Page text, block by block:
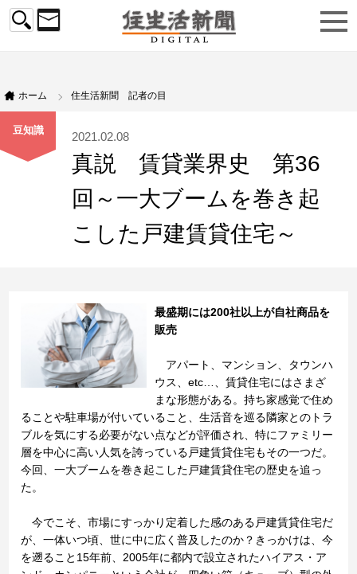
ホーム 住生活新聞 記者の目
豆知識 2021.02.08
真説 賃貸業界史 第36
回～一大ブームを巻き起
こした戸建賃貸住宅～
最盛期には200社以上が自社商品を
販売
アパート、マンション、タウンハ
ウス、etc…、賃貸住宅にはさまざ
まな形態がある。持ち家感覚で住め
ることや駐車場が付いていること、生活音を巡る隣家とのトラ
ブルを気にする必要がない点などが評価され、特にファミリー
層を中心に高い人気を誇っている戸建賃貸住宅もその一つだ。
今回、一大ブームを巻き起こした戸建賃貸住宅の歴史を追っ
た。
今でこそ、市場にすっかり定着した感のある戸建賃貸住宅だ
が、一体いつ頃、世に中に広く普及したのか？きっかけは、今
を遡ること15年前、2005年に都内で設立されたハイアス・ア